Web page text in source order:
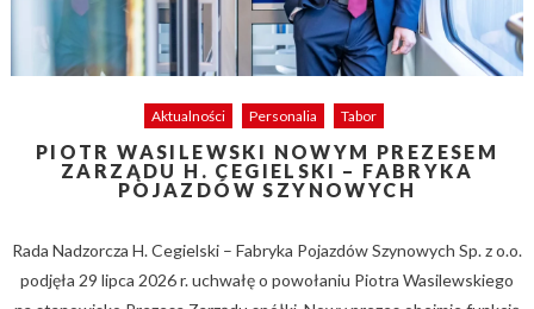
Aktualności Personalia Tabor
PIOTR WASILEWSKI NOWYM PREZESEM
ZARZĄDU H. CEGIELSKI – FABRYKA
POJAZDÓW SZYNOWYCH
Rada Nadzorcza H. Cegielski – Fabryka Pojazdów Szynowych Sp. z o.o.
podjęła 29 lipca 2026 r. uchwałę o powołaniu Piotra Wasilewskiego